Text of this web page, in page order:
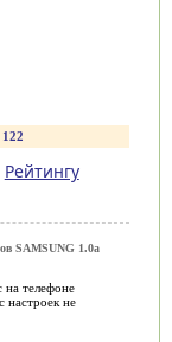
122
Рейтингу
SAMSUNG 1.0a
телефоне
настроек не